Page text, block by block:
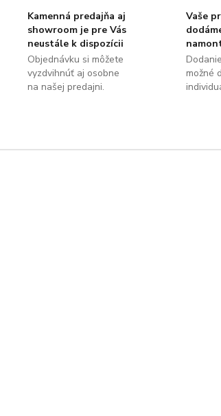
Kamenná predajňa aj
showroom je pre Vás
neustále k dispozícii
Objednávku si môžete
vyzdvihnúť aj osobne
na našej predajni.
Vaše
možné